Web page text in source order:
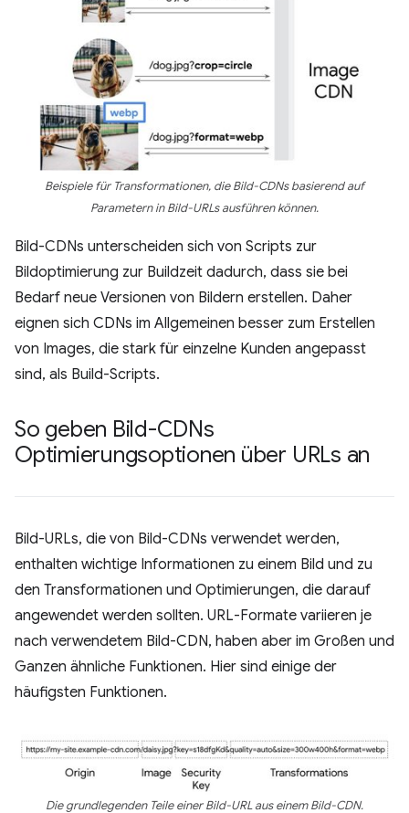
Beispiele für Transformationen, die Bild-CDNs basierend auf
Parametern in Bild-URLs ausführen können.
Bild-CDNs unterscheiden sich von Scripts zur
Bildoptimierung zur Buildzeit dadurch, dass sie bei
Bedarf neue Versionen von Bildern erstellen. Daher
eignen sich CDNs im Allgemeinen besser zum Erstellen
von Images, die stark für einzelne Kunden angepasst
sind, als Build-Scripts.
So geben Bild-CDNs
Optimierungsoptionen über URLs an
Bild-URLs, die von Bild-CDNs verwendet werden,
enthalten wichtige Informationen zu einem Bild und zu
den Transformationen und Optimierungen, die darauf
angewendet werden sollten. URL-Formate variieren je
nach verwendetem Bild-CDN, haben aber im Großen und
Ganzen ähnliche Funktionen. Hier sind einige der
häufigsten Funktionen.
Die grundlegenden Teile einer Bild-URL aus einem Bild-CDN.